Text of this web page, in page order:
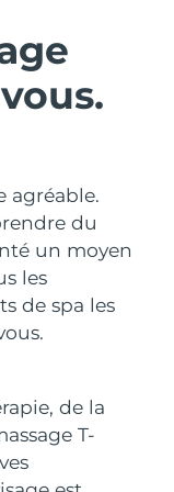
agréable.
du
un moyen
les
de spa les
de la
T-
the-go
device
therapy
dentaire
toothbrush
LED
estimée
estimée11/08/26
estimée
estimée16/08/26
estimée
estimée
estimée 14/08/26
estimée 14/08/26